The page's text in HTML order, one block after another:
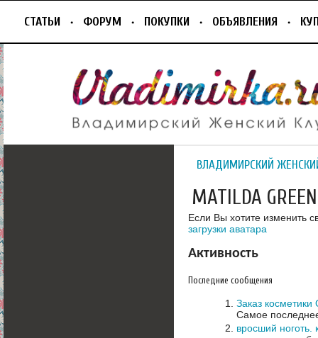
СТАТЬИ ФОРУМ ПОКУПКИ ОБЪЯВЛЕНИЯ
ВЛАДИМИРСКИЙ
MATILDA GREEN
Если Вы хотите изменить
загрузки аватара
Активность
Последние сообщения
Заказ косметики
Самое
вросший ноготь.